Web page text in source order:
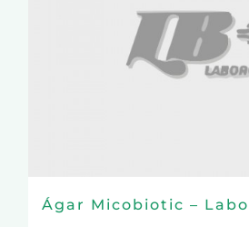
Ágar Micobiotic –